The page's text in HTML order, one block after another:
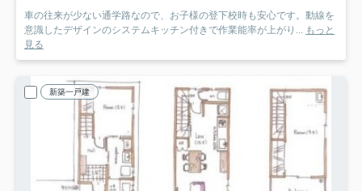
車の往来が少ない通学路なので、お子様の登下校時も安心です。動線を
意識したデザインのシステムキッチン付きで作業能率が上がり... もっと
見る
新築一戸建